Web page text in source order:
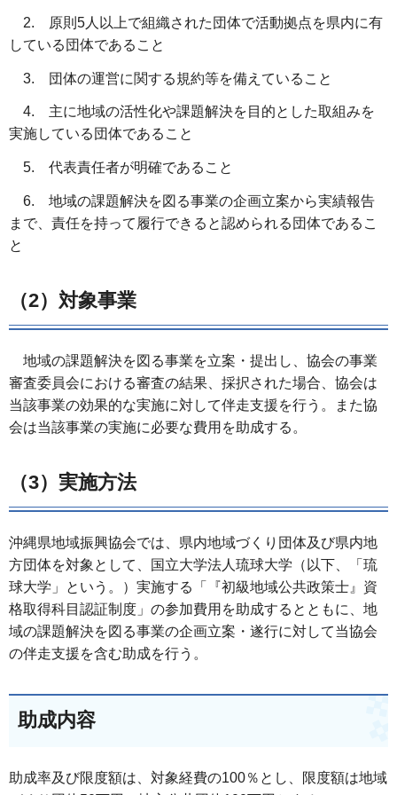
2. 原則5人以上で組織された団体で活動拠点を県内に有
している団体であること
3. 団体の運営に関する規約等を備えていること
4. 主に地域の活性化や課題解決を目的とした取組みを
実施している団体であること
5. 代表責任者が明確であること
6. 地域の課題解決を図る事業の企画立案から実績報告
まで、責任を持って履行できると認められる団体であるこ
と
（2）対象事業
地域の課題解決を図る事業を立案・提出し、協会の事業
審査委員会における審査の結果、採択された場合、協会は
当該事業の効果的な実施に対して伴走支援を行う。また協
会は当該事業の実施に必要な費用を助成する。
（3）実施方法
沖縄県地域振興協会では、県内地域づくり団体及び県内地
方団体を対象として、国立大学法人琉球大学（以下、「琉
球大学」という。）実施する「『初級地域公共政策士』資
格取得科目認証制度」の参加費用を助成するとともに、地
域の課題解決を図る事業の企画立案・遂行に対して当協会
の伴走支援を含む助成を行う。
助成内容
助成率及び限度額は、対象経費の100％とし、限度額は地域